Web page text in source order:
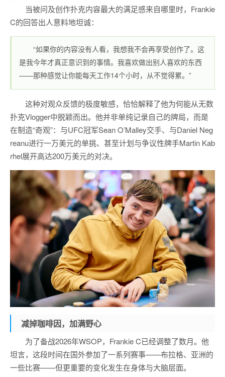
当被问及创作扑克内容最大的满足感来自哪里时，Frankie
C的回答出人意料地坦诚：
“如果你的内容没有人看，我想我不会再享受创作了。这
是我今年才真正意识到的事情。我喜欢做出别人喜欢的东西
——那种感觉让你能每天工作14个小时，从不觉得累。”
这种对观众反馈的极度敏感，恰恰解释了他为何能从无数
扑克Vlogger中脱颖而出。他并非单纯记录自己的牌局，而是
在制造“奇观”：与UFC冠军Sean O’Malley交手、与Daniel Neg
reanu进行一万美元的单挑、甚至计划与争议性牌手Martin Kab
rhel展开高达200万美元的对决。
减掉咖啡因，加满野心
为了备战2026年WSOP，Frankie C已经调整了数月。他
坦言，这段时间在国外参加了一系列赛事——布拉格、亚洲的
一些比赛——但更重要的变化发生在身体与大脑层面。